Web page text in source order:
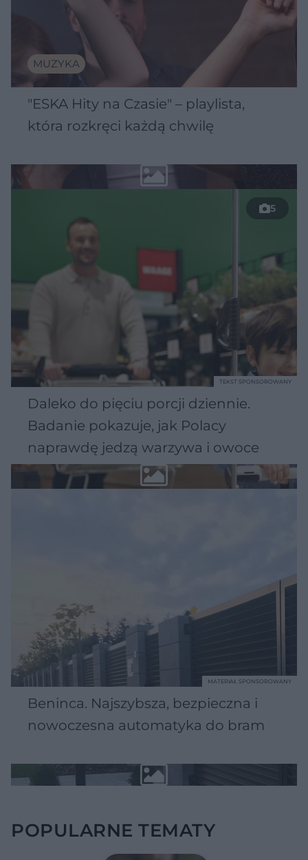
MUZYKA
"ESKA Hity na Czasie" – playlista,
która rozkręci każdą chwilę
5
Daleko do pięciu porcji dziennie.
Badanie pokazuje, jak Polacy
naprawdę jedzą warzywa i owoce
TEKST SPONSOROWANY
Beninca. Najszybsza, bezpieczna i
nowoczesna automatyka do bram
MATERIAŁ SPONSOROWANY
POPULARNE TEMATY